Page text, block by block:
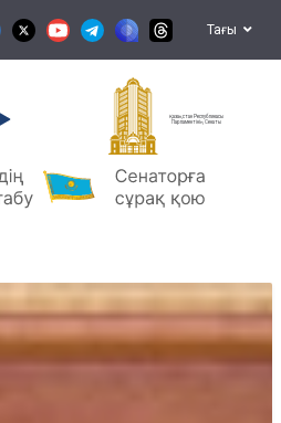
Тағы
Қазақстан Республикасы
Парламентінің Сенаты